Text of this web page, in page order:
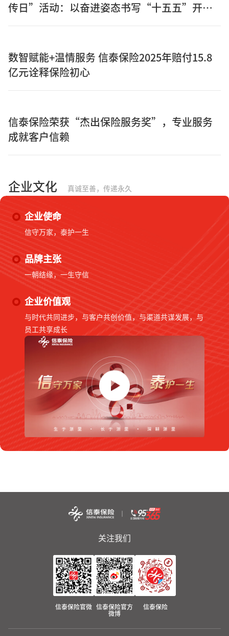
传日”活动：以奋进姿态书写“十五五”开局
数智赋能+温情服务 信泰保险2025年赔付15.8
亿元诠释保险初心
信泰保险荣获“杰出保险服务奖”，专业服务
成就客户信赖
企业文化 真诚至善，传递永久
企业使命
信守万家，泰护一生
品牌主张
一朝结缘，一生守信
企业价值观
与时代共同进步，与客户共创价值，与渠道共谋发展，与
员工共享成长
关注我们
信泰保险官微
信泰保险官方
微博
信泰保险